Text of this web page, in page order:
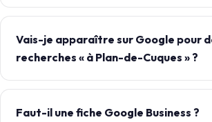
Vais-je apparaître sur Google pour
recherches « à Plan-de-Cuques » ?
Faut-il une fiche Google Business ?